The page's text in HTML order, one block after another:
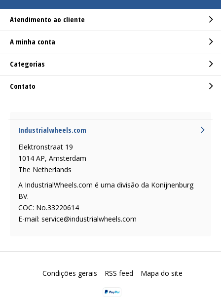
Atendimento ao cliente
A minha conta
Categorias
Contato
Industrialwheels.com
Elektronstraat 19
1014 AP, Amsterdam
The Netherlands
A IndustrialWheels.com é uma divisão da Konijnenburg
BV.
COC: No.33220614
E-mail: service@industrialwheels.com
Condições gerais RSS feed Mapa do site